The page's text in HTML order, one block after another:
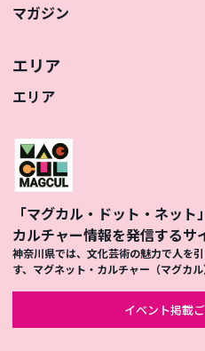
マガジン
エリア
エリア
「マグカル・ドット・ネッ
カルチャー情報を発信するサ
神奈川県では、文化芸術の魅力で人を
す、マグネット・カルチャー（マグカ
イベント掲載